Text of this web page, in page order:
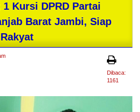
Kursi DPRD Partai
Barat Jambi, Siap
Dibaca:
1161